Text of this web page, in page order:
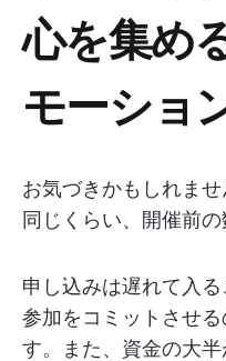
心を集め
モーショ
お気づきかもしれま
同じくらい、開催前の
申し込みは遅れて入
参加をコミットさせ
す。また、資金の大